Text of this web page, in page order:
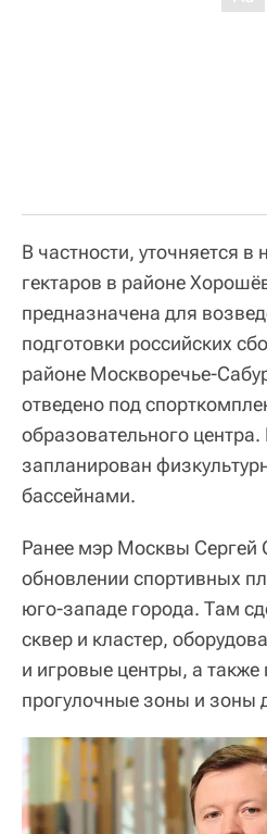
В частности, уточняется
гектаров в районе
предназначена для
подготовки российских
районе Москворечье-
отведено под
образовательного
запланирован
бассейнами.
Ранее мэр Москвы Сергей
обновлении спортивных
юго-западе города. Там
сквер и кластер,
и игровые центры, а
прогулочные зоны и зоны